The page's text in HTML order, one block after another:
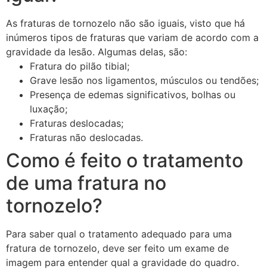
As fraturas de tornozelo não são iguais, visto que há
inúmeros tipos de fraturas que variam de acordo com a
gravidade da lesão. Algumas delas, são:
Fratura do pilão tibial;
Grave lesão nos ligamentos, músculos ou tendões;
Presença de edemas significativos, bolhas ou
luxação;
Fraturas deslocadas;
Fraturas não deslocadas.
Como é feito o tratamento
de uma fratura no
tornozelo?
Para saber qual o tratamento adequado para uma
fratura de tornozelo, deve ser feito um exame de
imagem para entender qual a gravidade do quadro.